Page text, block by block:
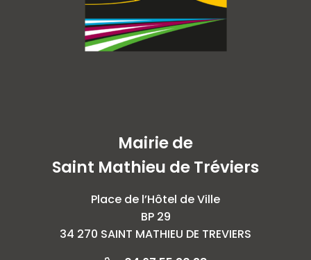
Mairie de
Saint Mathieu de Tréviers
Place de l’Hôtel de Ville
BP 29
34 270 SAINT MATHIEU DE TREVIERS